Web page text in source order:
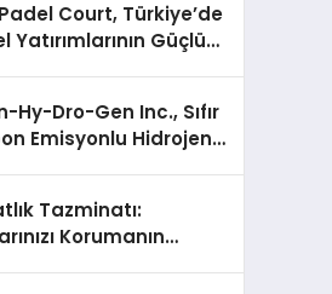
Court, Türkiye’de
Yatırımlarının Güçlü
Hy-Dro-Gen Inc., Sıfır
Emisyonlu Hidrojen
Tazminatı:
Korumanın